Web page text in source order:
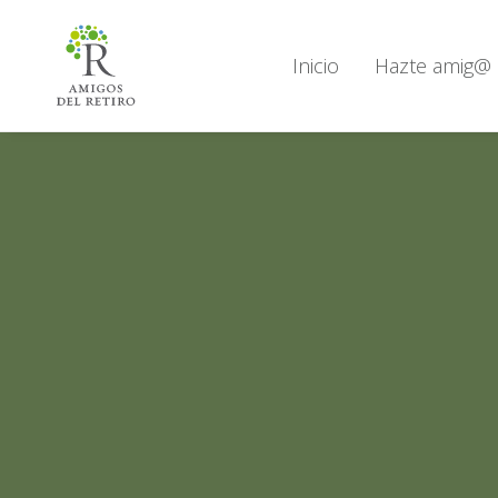
Inicio Hazte amig@